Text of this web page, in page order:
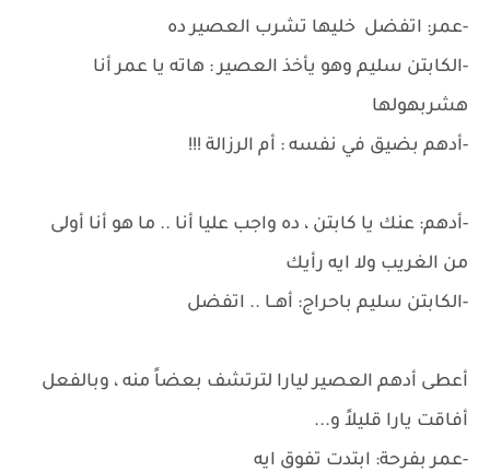
-عمر: اتفضل خليها تشرب العصير ده
-الكابتن سليم وهو يأخذ العصير : هاته يا عمر أنا
هشربهولها
-أدهم بضيق في نفسه : أم الرزالة !!!
-أدهم: عنك يا كابتن ، ده واجب عليا أنا .. ما هو أنا أولى
من الغريب ولا ايه رأيك
-الكابتن سليم باحراج: أهــا .. اتفضل
أعطى أدهم العصير ليارا لترتشف بعضاً منه ، وبالفعل
أفاقت يارا قليلاً و...
-عمر بفرحة: ابتدت تفوق ايه